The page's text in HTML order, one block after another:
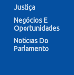
Justiça
Negócios E
Oportunidades
Notícias Do
Parlamento